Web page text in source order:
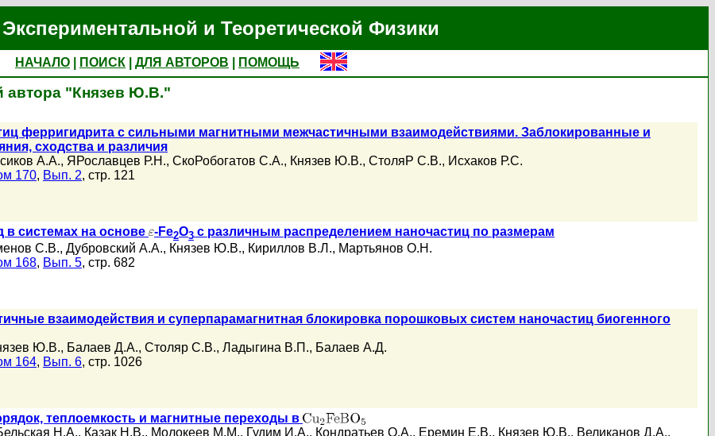
и Теоретической Физики
НАЧАЛО ПОИСК ДЛЯ АВТОРОВ
ПОМОЩЬ
автора "Князев Ю.В."
ферригидрита с сильными магнитными межчастичными взаимодействиями. Заблокированные и
сходства и различия
А.А., ЯРославцев Р.Н., СкоРобогатов С.А., Князев Ю.В., СтоляР С.В., Исхаков Р.С.
170, Вып. 2, стр. 121
в системах на основе -Fe2O3 с различным распределением наночастиц по размерам
С.В., Дубровский А.А., Князев Ю.В., Кириллов В.Л., Мартьянов О.Н.
168, Вып. 5, стр. 682
взаимодействия и суперпарамагнитная блокировка порошковых систем наночастиц биогенного
Ю.В., Балаев Д.А., Столяр С.В., Ладыгина В.П., Балаев А.Д.
164, Вып. 6, стр. 1026
теплоемкость и магнитные переходы в
Н.А., Казак Н.В., Молокеев М.М., Гудим И.А., Кондратьев О.А., Еремин Е.В., Князев Ю.В., Великанов Д.А.,